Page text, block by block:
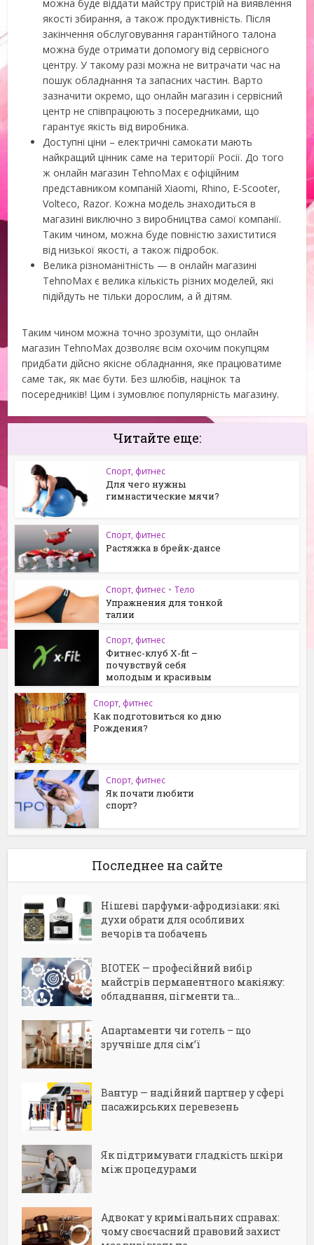
можна буде віддати майстру пристрій на виявлення
якості збирання, а також продуктивність. Після
закінчення обслуговування гарантійного талона
можна буде отримати допомогу від сервісного
центру. У такому разі можна не витрачати час на
пошук обладнання та запасних частин. Варто
зазначити окремо, що онлайн магазин і сервісний
центр не співпрацюють з посередниками, що
гарантує якість від виробника.
Доступні ціни – електричні самокати мають
найкращий цінник саме на території Росії. До того
ж онлайн магазин TehnoMax є офіційним
представником компаній Xiaomi, Rhino, E-Scooter,
Volteco, Razor. Кожна модель знаходиться в
магазині виключно з виробництва самої компанії.
Таким чином, можна буде повністю захиститися
від низької якості, а також підробок.
Велика різноманітність — в онлайн магазині
TehnoMax є велика кількість різних моделей, які
підійдуть не тільки дорослим, а й дітям.
Таким чином можна точно зрозуміти, що онлайн
магазин TehnoMax дозволяє всім охочим покупцям
придбати дійсно якісне обладнання, яке працюватиме
саме так, як має бути. Без шлюбів, націнок та
посередників! Цим і зумовлює популярність магазину.
Читайте еще:
Спорт, фитнес
Для чего нужны
гимнастические мячи?
Спорт, фитнес
Растяжка в брейк-дансе
Спорт, фитнес • Тело
Упражнения для тонкой
талии
Спорт, фитнес
Фитнес-клуб X-fit –
почувствуй себя
молодым и красивым
Спорт, фитнес
Как подготовиться ко дню
Рождения?
Спорт, фитнес
Як почати любити
спорт?
Последнее на сайте
Нішеві парфуми-афродизіаки: які
духи обрати для особливих
вечорів та побачень
BIOTEK — професійний вибір
майстрів перманентного макіяжу:
обладнання, пігменти та...
Апартаменти чи готель – що
зручніше для сім’ї
Вантур — надійний партнер у сфері
пасажирських перевезень
Як підтримувати гладкість шкіри
між процедурами
Адвокат у кримінальних справах:
чому своєчасний правовий захист